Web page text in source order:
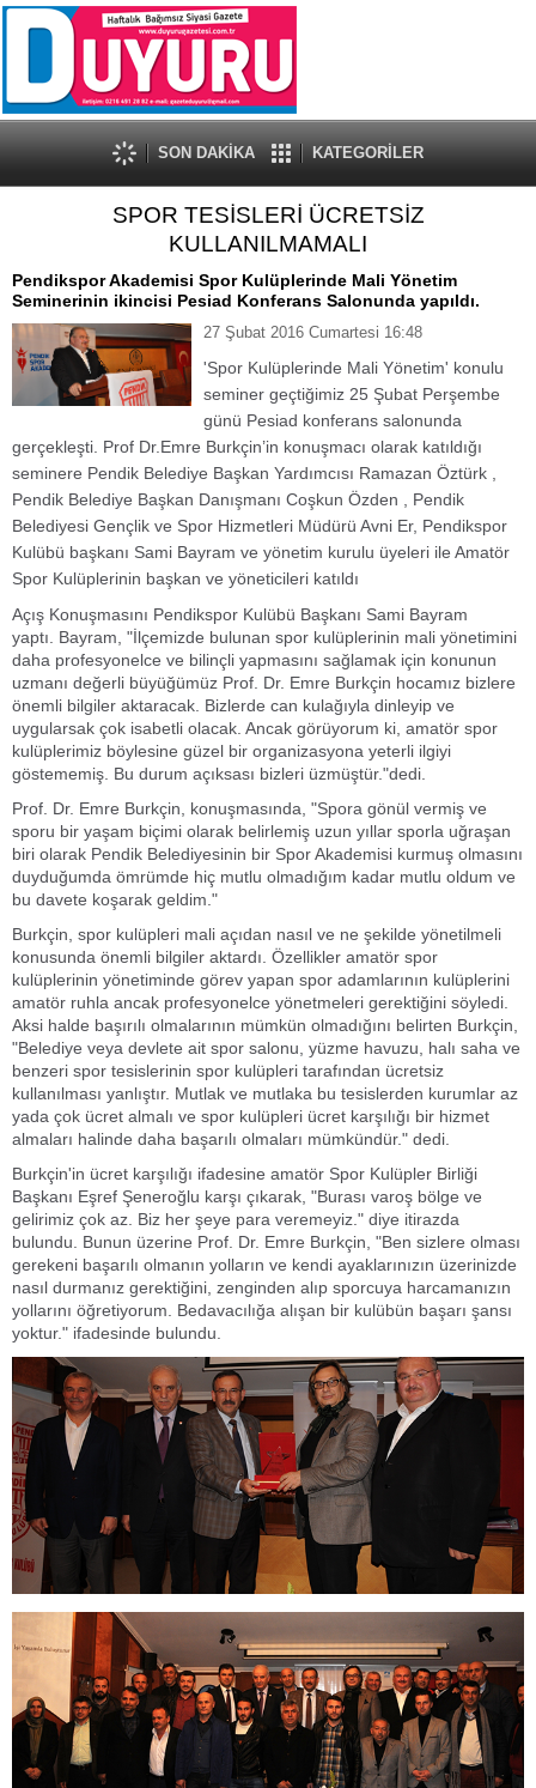
SON DAKİKA KATEGORİLER
SPOR TESİSLERİ ÜCRETSİZ
KULLANILMAMALI
Pendikspor Akademisi Spor Kulüplerinde Mali Yönetim
Seminerinin ikincisi Pesiad Konferans Salonunda yapıldı.
27 Şubat 2016 Cumartesi 16:48
'Spor Kulüplerinde Mali Yönetim' konulu
seminer geçtiğimiz 25 Şubat Perşembe
günü Pesiad konferans salonunda
gerçekleşti. Prof Dr.Emre Burkçin’in konuşmacı olarak katıldığı
seminere Pendik Belediye Başkan Yardımcısı Ramazan Öztürk ,
Pendik Belediye Başkan Danışmanı Coşkun Özden , Pendik
Belediyesi Gençlik ve Spor Hizmetleri Müdürü Avni Er, Pendikspor
Kulübü başkanı Sami Bayram ve yönetim kurulu üyeleri ile Amatör
Spor Kulüplerinin başkan ve yöneticileri katıldı
Açış Konuşmasını Pendikspor Kulübü Başkanı Sami Bayram
yaptı. Bayram, "İlçemizde bulunan spor kulüplerinin mali yönetimini
daha profesyonelce ve bilinçli yapmasını sağlamak için konunun
uzmanı değerli büyüğümüz Prof. Dr. Emre Burkçin hocamız bizlere
önemli bilgiler aktaracak. Bizlerde can kulağıyla dinleyip ve
uygularsak çok isabetli olacak. Ancak görüyorum ki, amatör spor
kulüplerimiz böylesine güzel bir organizasyona yeterli ilgiyi
göstememiş. Bu durum açıksası bizleri üzmüştür."dedi.
Prof. Dr. Emre Burkçin, konuşmasında, "Spora gönül vermiş ve
sporu bir yaşam biçimi olarak belirlemiş uzun yıllar sporla uğraşan
biri olarak Pendik Belediyesinin bir Spor Akademisi kurmuş olmasını
duyduğumda ömrümde hiç mutlu olmadığım kadar mutlu oldum ve
bu davete koşarak geldim."
Burkçin, spor kulüpleri mali açıdan nasıl ve ne şekilde yönetilmeli
konusunda önemli bilgiler aktardı. Özellikler amatör spor
kulüplerinin yönetiminde görev yapan spor adamlarının kulüplerini
amatör ruhla ancak profesyonelce yönetmeleri gerektiğini söyledi.
Aksi halde başırılı olmalarının mümkün olmadığını belirten Burkçin,
"Belediye veya devlete ait spor salonu, yüzme havuzu, halı saha ve
benzeri spor tesislerinin spor kulüpleri tarafından ücretsiz
kullanılması yanlıştır. Mutlak ve mutlaka bu tesislerden kurumlar az
yada çok ücret almalı ve spor kulüpleri ücret karşılığı bir hizmet
almaları halinde daha başarılı olmaları mümkündür." dedi.
Burkçin'in ücret karşılığı ifadesine amatör Spor Kulüpler Birliği
Başkanı Eşref Şeneroğlu karşı çıkarak, "Burası varoş bölge ve
gelirimiz çok az. Biz her şeye para veremeyiz." diye itirazda
bulundu. Bunun üzerine Prof. Dr. Emre Burkçin, "Ben sizlere olması
gerekeni başarılı olmanın yolların ve kendi ayaklarınızın üzerinizde
nasıl durmanız gerektiğini, zenginden alıp sporcuya harcamanızın
yollarını öğretiyorum. Bedavacılığa alışan bir kulübün başarı şansı
yoktur." ifadesinde bulundu.